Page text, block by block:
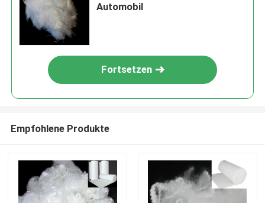
Automobil
Fortsetzen
Empfohlene Produkte